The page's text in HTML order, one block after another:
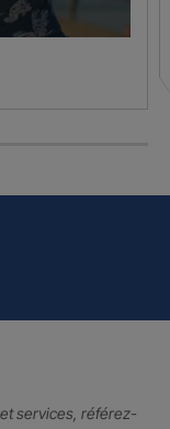
services, référez-